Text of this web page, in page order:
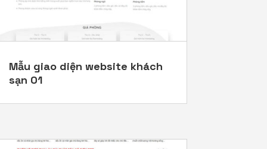
Mẫu giao diện website khách
sạn 01